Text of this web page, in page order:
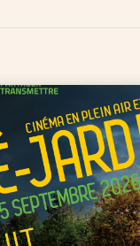
Animations /